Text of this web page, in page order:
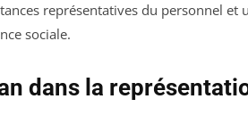
représentatives du personnel et
sociale.
dans la